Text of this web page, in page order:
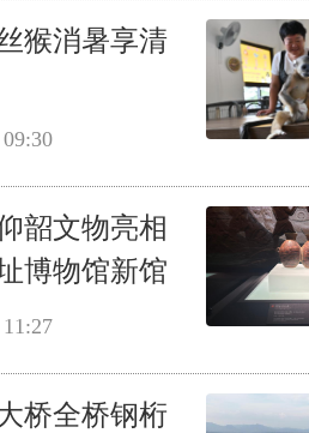
猴消暑享清
韶文物亮相
博物馆新馆
桥全桥钢桁